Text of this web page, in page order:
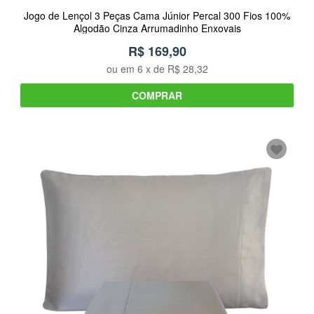
Jogo de Lençol 3 Peças Cama Júnior Percal 300 Fios 100%
Algodão Cinza Arrumadinho Enxovais
R$ 169,90
ou em 6 x de R$ 28,32
COMPRAR